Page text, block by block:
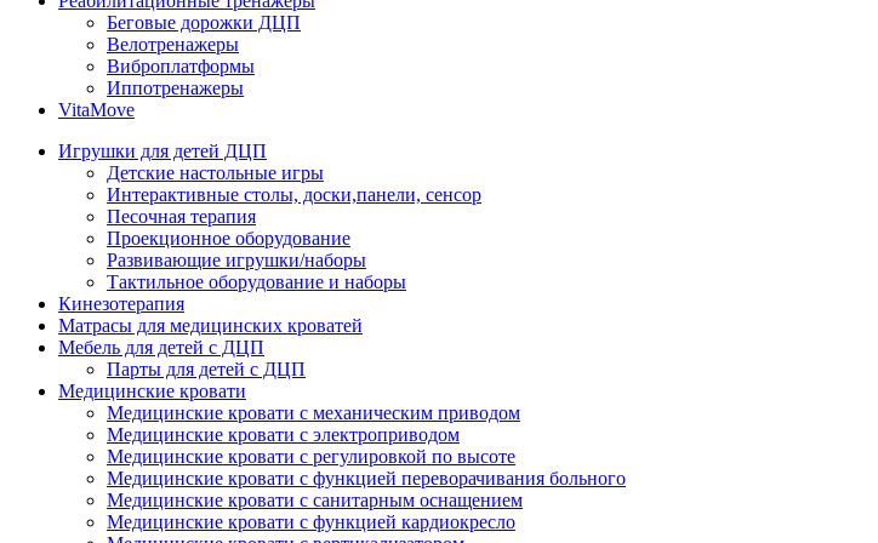
Беговые дорожки ДЦП
Велотренажеры
Виброплатформы
Иппотренажеры
VitaMove
Игрушки для детей ДЦП
Детские настольные игры
Интерактивные столы, доски,панели, сенсор
Песочная терапия
Проекционное оборудование
Развивающие игрушки/наборы
Тактильное оборудование и наборы
Кинезотерапия
Матрасы для медицинских кроватей
Мебель для детей с ДЦП
Парты для детей с ДЦП
Медицинские кровати
Медицинские кровати с механическим приводом
Медицинские кровати с электроприводом
Медицинские кровати с регулировкой по высоте
Медицинские кровати с функцией переворачивания больного
Медицинские кровати с санитарным оснащением
Медицинские кровати с функцией кардиокресло